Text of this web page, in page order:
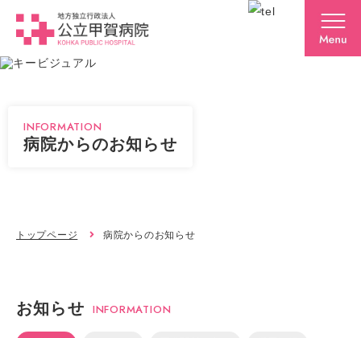
INFORMATION
病院からのお知らせ
トップページ 病院からのお知らせ
お知らせ INFORMATION